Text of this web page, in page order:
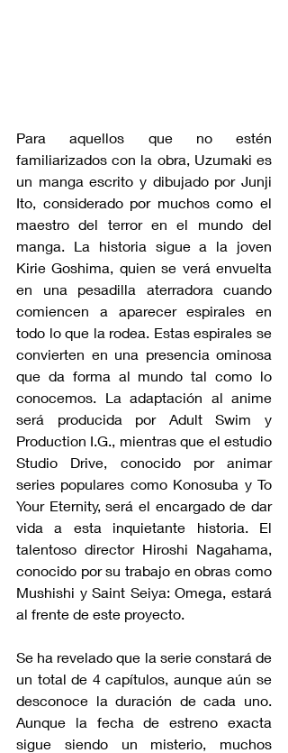
Para aquellos que no estén
familiarizados con la obra, Uzumaki es
un manga escrito y dibujado por Junji
Ito, considerado por muchos como el
maestro del terror en el mundo del
manga. La historia sigue a la joven
Kirie Goshima, quien se verá envuelta
en una pesadilla aterradora cuando
comiencen a aparecer espirales en
todo lo que la rodea. Estas espirales se
convierten en una presencia ominosa
que da forma al mundo tal como lo
conocemos. La adaptación al anime
será producida por Adult Swim y
Production I.G., mientras que el estudio
Studio Drive, conocido por animar
series populares como Konosuba y To
Your Eternity, será el encargado de dar
vida a esta inquietante historia. El
talentoso director Hiroshi Nagahama,
conocido por su trabajo en obras como
Mushishi y Saint Seiya: Omega, estará
al frente de este proyecto.
Se ha revelado que la serie constará de
un total de 4 capítulos, aunque aún se
desconoce la duración de cada uno.
Aunque la fecha de estreno exacta
sigue siendo un misterio, muchos